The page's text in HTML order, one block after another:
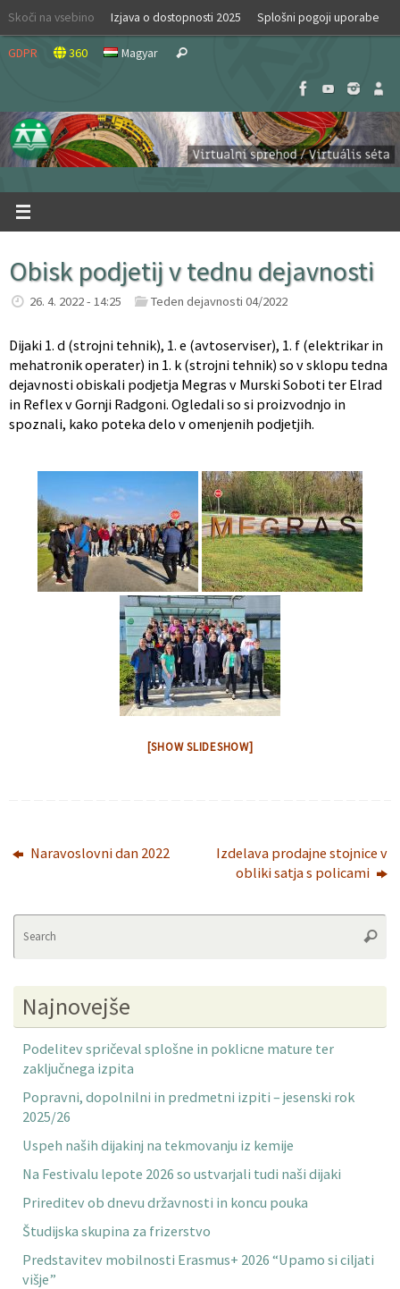
Skip
content
Skoči na vsebino Izjava o dostopnosti 2025 Splošni pogoji uporabe
GDPR 360 Magyar Search
Obisk podjetij v tednu dejavnosti
26. 4. 2022 - 14:25 Teden dejavnosti 04/2022
Dijaki 1. d (strojni tehnik), 1. e (avtoserviser), 1. f (elektrikar in
mehatronik operater) in 1. k (strojni tehnik) so v sklopu tedna
dejavnosti obiskali podjetja Megras v Murski Soboti ter Elrad
in Reflex v Gornji Radgoni. Ogledali so si proizvodnjo in
spoznali, kako poteka delo v omenjenih podjetjih.
[SHOW SLIDESHOW]
Naravoslovni dan 2022
Izdelava prodajne stojnice v
obliki satja s policami
Najnovejše
Podelitev spričeval splošne in poklicne mature ter
zaključnega izpita
Popravni, dopolnilni in predmetni izpiti – jesenski rok
2025/26
Uspeh naših dijakinj na tekmovanju iz kemije
Na Festivalu lepote 2026 so ustvarjali tudi naši dijaki
Prireditev ob dnevu državnosti in koncu pouka
Študijska skupina za frizerstvo
Predstavitev mobilnosti Erasmus+ 2026 “Upamo si ciljati
višje”